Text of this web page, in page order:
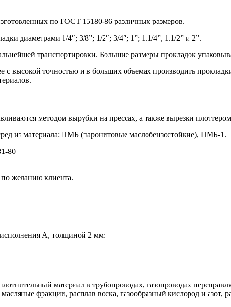
по ГОСТ 15180-86 различных размеров.
диаметрами 1/4″; 3/8”; 1/2″; 3/4″; 1”; 1.1/4”, 1.1/2” и 2”.
транспортировки. Большие размеры прокладок
высокой точностью и в больших объемах производить
методом вырубки на прессах, а также вырезки
из материала: ПМБ (паронитовые маслобензостойкие), ПМБ-1.
80
желанию клиента.
А, толщиной 2 мм:
материал в трубопроводах, газопроводах
фракции, расплав воска, газообразный кислород и азот,